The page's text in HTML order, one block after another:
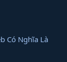
Có Nghĩa Là